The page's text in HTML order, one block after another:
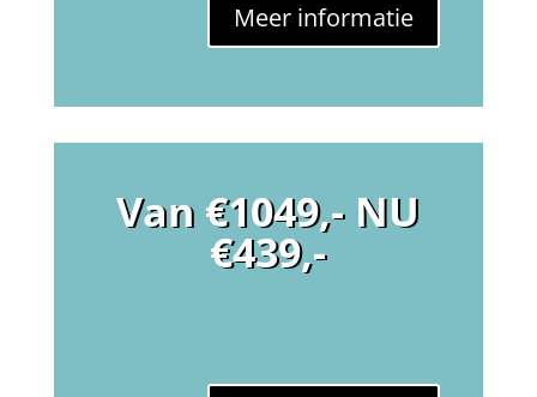
Meer informatie
Van €1049,- NU
€439,-